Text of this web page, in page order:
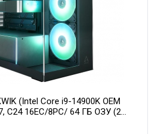
(Intel Core i9-14900K OEM
C24 16EC/8PC/ 64 ГБ ОЗУ (2
XTREME WATERFORCE